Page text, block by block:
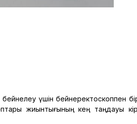
үшін бейнеректоскоппен
жиынтығының кең таңдауы